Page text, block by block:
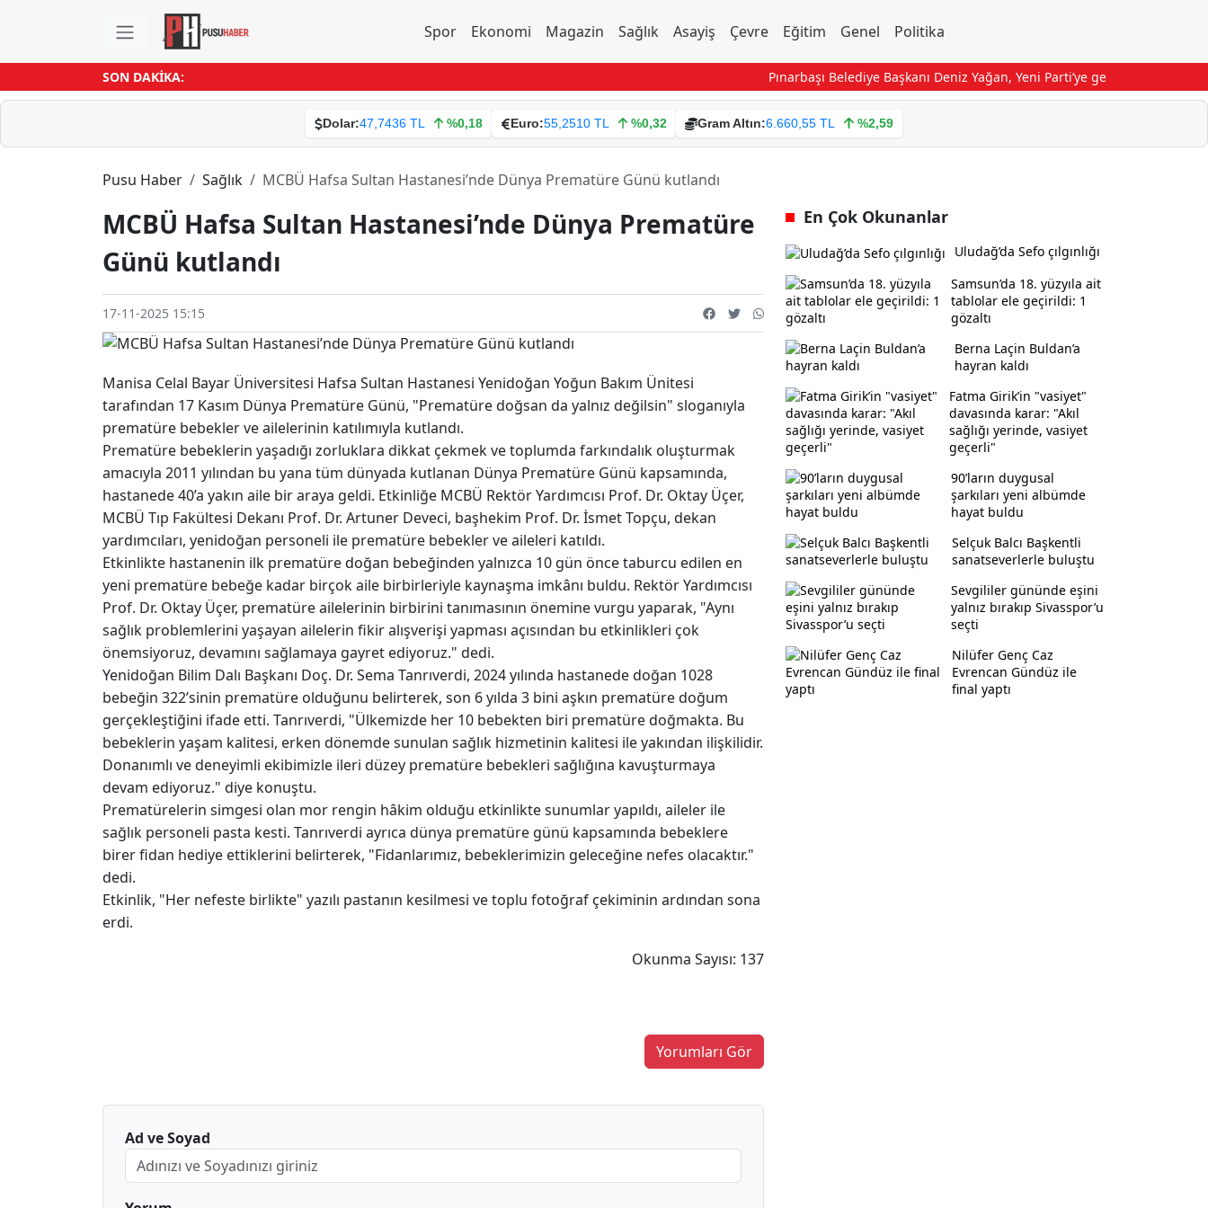
Spor Ekonomi Magazin Sağlık Asayiş Çevre Eğitim Genel Politika
SON DAKİKA: Pınarbaşı Belediye Başkanı Deniz Yağan, Yeni Parti’ye geçti
Dolar:47,7436 TL %0,18 Euro:55,2510 TL %0,32 Gram Altın:6.660,55 TL %2,59
Pusu Haber Sağlık MCBÜ Hafsa Sultan Hastanesi’nde Dünya Prematüre Günü kutlandı
MCBÜ Hafsa Sultan Hastanesi’nde Dünya Prematüre
Günü kutlandı
17-11-2025 15:15
Manisa Celal Bayar Üniversitesi Hafsa Sultan Hastanesi Yenidoğan Yoğun Bakım Ünitesi
tarafından 17 Kasım Dünya Prematüre Günü, "Prematüre doğsan da yalnız değilsin" sloganıyla
prematüre bebekler ve ailelerinin katılımıyla kutlandı.
Prematüre bebeklerin yaşadığı zorluklara dikkat çekmek ve toplumda farkındalık oluşturmak
amacıyla 2011 yılından bu yana tüm dünyada kutlanan Dünya Prematüre Günü kapsamında,
hastanede 40’a yakın aile bir araya geldi. Etkinliğe MCBÜ Rektör Yardımcısı Prof. Dr. Oktay Üçer,
MCBÜ Tıp Fakültesi Dekanı Prof. Dr. Artuner Deveci, başhekim Prof. Dr. İsmet Topçu, dekan
yardımcıları, yenidoğan personeli ile prematüre bebekler ve aileleri katıldı.
Etkinlikte hastanenin ilk prematüre doğan bebeğinden yalnızca 10 gün önce taburcu edilen en
yeni prematüre bebeğe kadar birçok aile birbirleriyle kaynaşma imkânı buldu. Rektör Yardımcısı
Prof. Dr. Oktay Üçer, prematüre ailelerinin birbirini tanımasının önemine vurgu yaparak, "Aynı
sağlık problemlerini yaşayan ailelerin fikir alışverişi yapması açısından bu etkinlikleri çok
önemsiyoruz, devamını sağlamaya gayret ediyoruz." dedi.
Yenidoğan Bilim Dalı Başkanı Doç. Dr. Sema Tanrıverdi, 2024 yılında hastanede doğan 1028
bebeğin 322’sinin prematüre olduğunu belirterek, son 6 yılda 3 bini aşkın prematüre doğum
gerçekleştiğini ifade etti. Tanrıverdi, "Ülkemizde her 10 bebekten biri prematüre doğmakta. Bu
bebeklerin yaşam kalitesi, erken dönemde sunulan sağlık hizmetinin kalitesi ile yakından ilişkilidir.
Donanımlı ve deneyimli ekibimizle ileri düzey prematüre bebekleri sağlığına kavuşturmaya
devam ediyoruz." diye konuştu.
Prematürelerin simgesi olan mor rengin hâkim olduğu etkinlikte sunumlar yapıldı, aileler ile
sağlık personeli pasta kesti. Tanrıverdi ayrıca dünya prematüre günü kapsamında bebeklere
birer fidan hediye ettiklerini belirterek, "Fidanlarımız, bebeklerimizin geleceğine nefes olacaktır."
dedi.
Etkinlik, "Her nefeste birlikte" yazılı pastanın kesilmesi ve toplu fotoğraf çekiminin ardından sona
erdi.
Okunma Sayısı: 137
Yorumları Gör
Ad ve Soyad
En Çok Okunanlar
Uludağ’da Sefo çılgınlığı
Samsun’da 18. yüzyıla ait
tablolar ele geçirildi: 1
gözaltı
Berna Laçin Buldan’a
hayran kaldı
Fatma Girik’in "vasiyet"
davasında karar: "Akıl
sağlığı yerinde, vasiyet
geçerli"
90’ların duygusal
şarkıları yeni albümde
hayat buldu
Selçuk Balcı Başkentli
sanatseverlerle buluştu
Sevgililer gününde eşini
yalnız bırakıp Sivasspor’u
seçti
Nilüfer Genç Caz
Evrencan Gündüz ile
final yaptı